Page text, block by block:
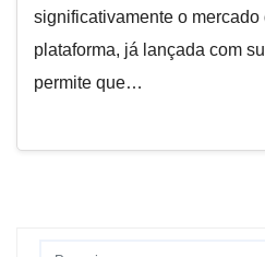
significativamente o
plataforma, já lançada com
permite que…